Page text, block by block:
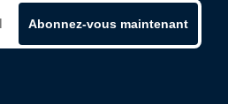
Abonnez-vous maintenant